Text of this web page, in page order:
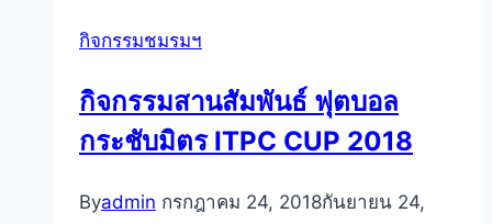
กิจกรรมชมรมฯ
กิจกรรมสานสัมพันธ์ ฟุตบอล
กระชับมิตร ITPC CUP 2018
Byadmin กรกฎาคม 24, 2018กันยายน 24,